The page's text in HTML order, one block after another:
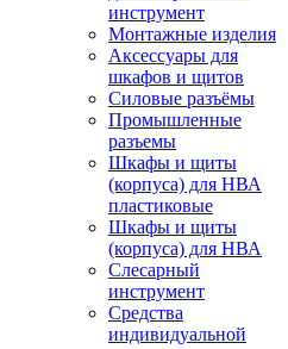
инструмент
Монтажные изделия
Аксессуары для
шкафов и щитов
Силовые разъёмы
Промышленные
разъемы
Шкафы и щиты
(корпуса) для НВА
пластиковые
Шкафы и щиты
(корпуса) для НВА
Слесарный
инструмент
Средства
индивидуальной